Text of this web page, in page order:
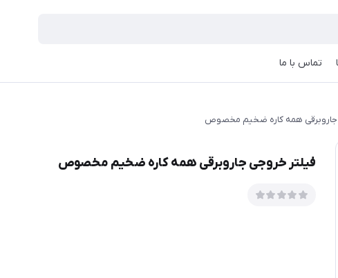
تماس با ما
جاروبرقی همه کاره ضخیم مخصوص
فیلتر خروجی جاروبرقی همه کاره ضخیم مخصوص